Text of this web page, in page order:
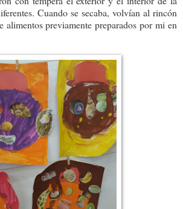
Cuando se secaba, volvían al rincón
alimentos previamente preparados por mi en